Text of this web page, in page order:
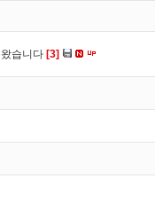
습니다 [3]